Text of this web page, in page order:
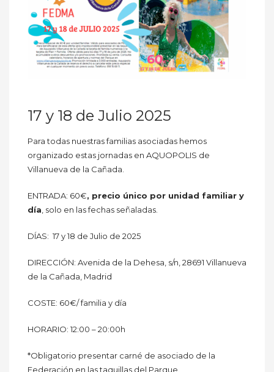
17 y 18 de Julio 2025
Para todas nuestras familias asociadas hemos
organizado estas jornadas en AQUOPOLIS de
Villanueva de la Cañada.
ENTRADA: 60€, precio único por unidad familiar y
día , solo en las fechas señaladas.
DÍAS: 17 y 18 de Julio de 2025
DIRECCIÓN: Avenida de la Dehesa, s/n, 28691 Villanueva
de la Cañada, Madrid
COSTE: 60€/ familia y día
HORARIO: 12:00 – 20:00h
*Obligatorio presentar carné de asociado de la
Federación en las taquillas del Parque.